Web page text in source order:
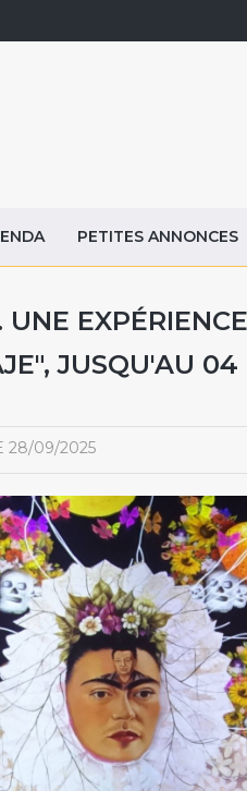
PETITES ANNONCES
JUSQU'AU 04
28/09/2025